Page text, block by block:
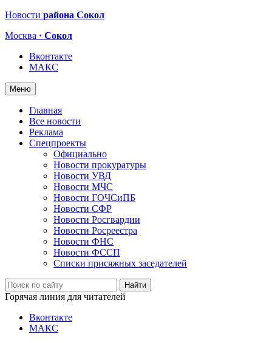
Новости района Сокол
Москва · Сокол
Вконтакте
МАКС
Меню
Главная
Все новости
Реклама
Спецпроекты
Официально
Новости прокуратуры
Новости УВД
Новости МЧС
Новости ГОЧСиПБ
Новости СФР
Новости Росгвардии
Новости Росреестра
Новости ФНС
Новости ФССП
Списки присяжных заседателей
Горячая линия для читателей
Вконтакте
МАКС